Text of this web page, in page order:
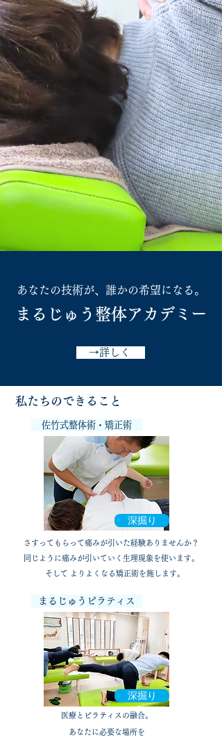
あなたの技術が、誰かの希望になる。
​まるじゅう整体アカデミー
→詳しく
私たちのできること
佐竹式整体術・矯正術
深掘り
さすってもらって痛みが引いた経験ありませんか？
同じように痛みが引いていく生理現象を使います。
​そして よりよくなる矯正術を施します。
まるじゅうピラティス
深掘り
医療とピラティスの融合。
​あなたに必要な場所を